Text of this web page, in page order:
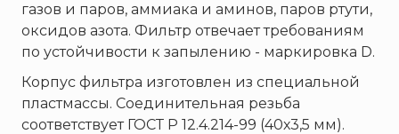
Квазар
Коруфайер
Магазин 01
Магнито-Контакт
газов и паров, аммиака и аминов, паров ртути,
оксидов азота. Фильтр отвечает требованиям
по устойчивости к запылению - маркировка D.
Корпус фильтра изготовлен из специальной
пластмассы. Соединительная резьба
соответствует ГОСТ Р 12.4.214-99 (40х3,5 мм).